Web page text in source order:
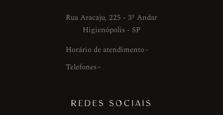
Rua Aracaju, 225 - 3º Andar
Higienópolis - SP
Horário de atendimento
Telefones
REDES SOCIAIS